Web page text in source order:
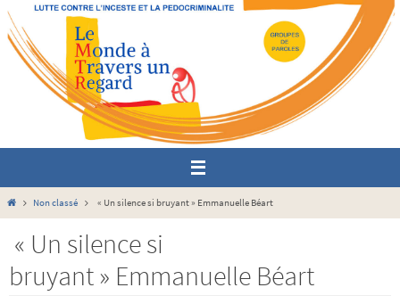
Passer
vers
contenu
HomeNon classé « Un silence si bruyant » Emmanuelle Béart
« Un silence si
bruyant » Emmanuelle Béart